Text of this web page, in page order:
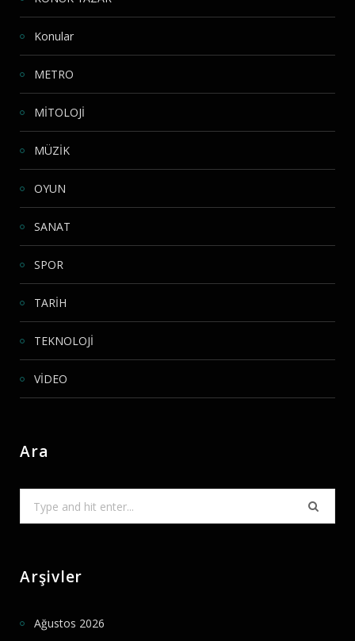
Konular
METRO
MİTOLOJİ
MÜZİK
OYUN
SANAT
SPOR
TARİH
TEKNOLOJİ
VİDEO
Ara
Arşivler
Ağustos 2026